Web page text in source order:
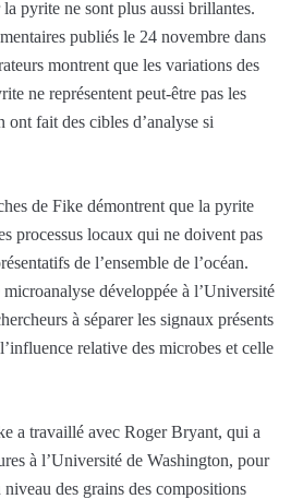
pyrite ne sont plus aussi brillantes.
publiés le 24 novembre dans
montrent que les variations des
ne représentent peut-être pas les
ont fait des cibles d’analyse si
de Fike démontrent que la pyrite
processus locaux qui ne doivent pas
de l’ensemble de l’océan.
développée à l’Université
à séparer les signaux présents
relative des microbes et celle
a travaillé avec Roger Bryant, qui a
à l’Université de Washington, pour
des grains des compositions